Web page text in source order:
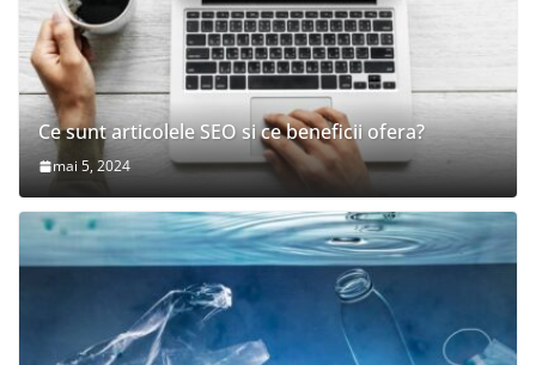
Ce sunt articolele SEO si ce beneficii ofera?
mai 5, 2024